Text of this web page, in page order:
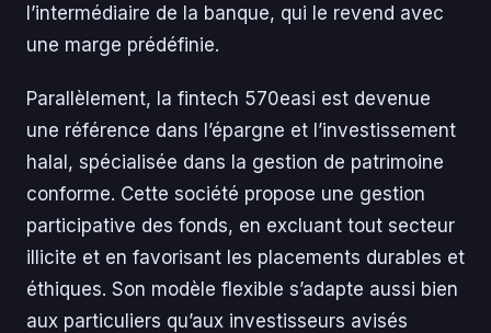
l’intermédiaire de la banque, qui le revend avec
une marge prédéfinie.
Parallèlement, la fintech 570easi est devenue
une référence dans l’épargne et l’investissement
halal, spécialisée dans la gestion de patrimoine
conforme. Cette société propose une gestion
participative des fonds, en excluant tout secteur
illicite et en favorisant les placements durables et
éthiques. Son modèle flexible s’adapte aussi bien
aux particuliers qu’aux investisseurs avisés